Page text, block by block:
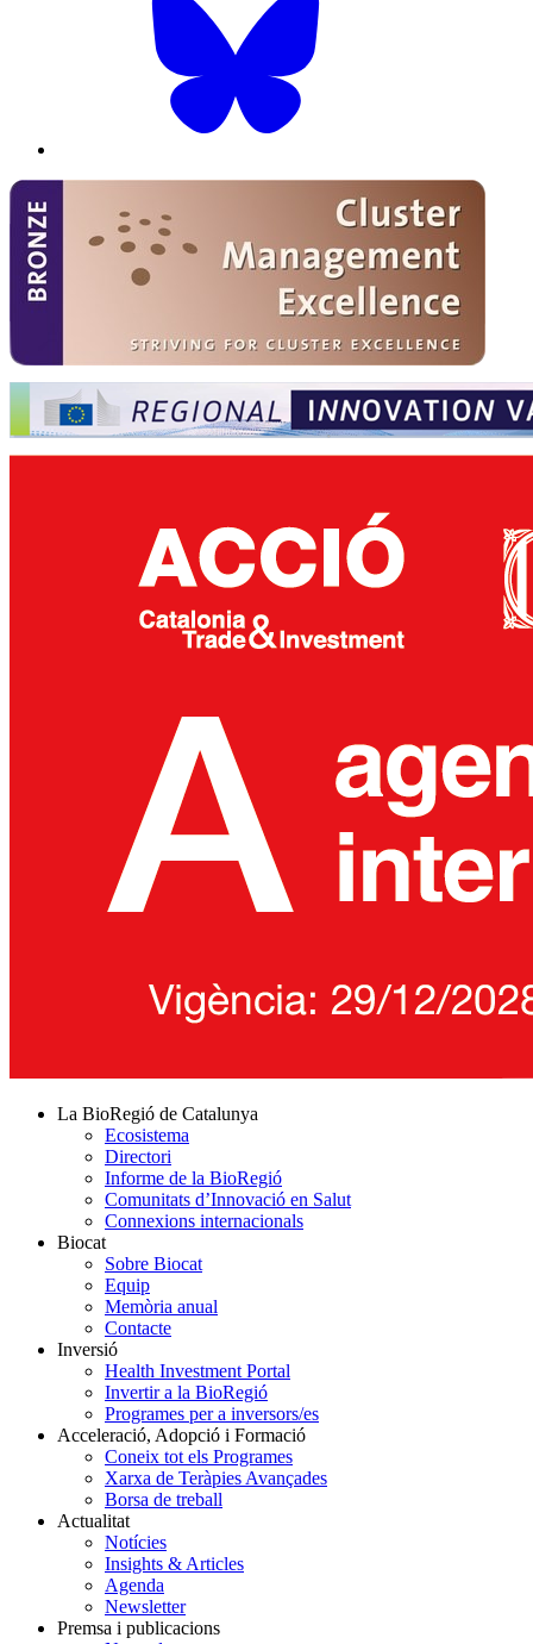
La BioRegió de Catalunya
Ecosistema
Directori
Informe de la BioRegió
Comunitats d’Innovació en Salut
Connexions internacionals
Biocat
Sobre Biocat
Equip
Memòria anual
Contacte
Inversió
Health Investment Portal
Invertir a la BioRegió
Programes per a inversors/es
Acceleració, Adopció i Formació
Coneix tot els Programes
Xarxa de Teràpies Avançades
Borsa de treball
Actualitat
Notícies
Insights & Articles
Agenda
Newsletter
Premsa i publicacions